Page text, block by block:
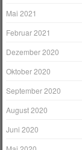
Mai 2021
Februar 2021
Dezember 2020
Oktober 2020
September 2020
August 2020
Juni 2020